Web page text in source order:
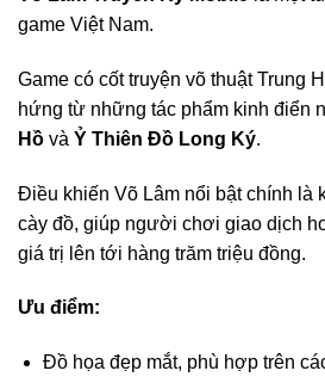
game Việt Nam.
Game có cốt truyện võ thuật Trung
hứng từ những tác phẩm kinh điển
Hồ và Ỷ Thiên Đồ Long Ký.
Điều khiến Võ Lâm nổi bật chính là
cày đồ, giúp người chơi giao dịch
giá trị lên tới hàng trăm triệu đồng.
Ưu điểm:
Đồ họa đẹp mắt, phù hợp trên